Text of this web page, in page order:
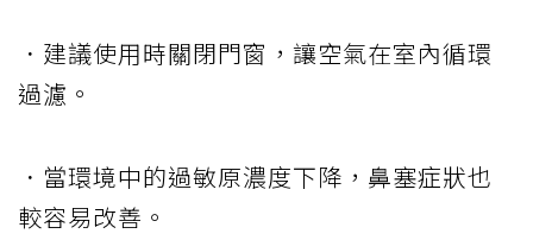
．建議使用時關閉門窗，讓空氣在室內循環
過濾。
．當環境中的過敏原濃度下降，鼻塞症狀也
較容易改善。